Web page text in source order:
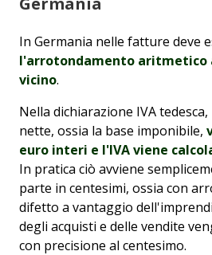
In Germania nelle fatture deve
l'arrotondamento aritmetico
vicino.
Nella dichiarazione IVA
nette, ossia la base imponibile,
euro interi e l'IVA viene
In pratica ciò avviene
parte in centesimi, ossia con
difetto a vantaggio
degli acquisti e delle vendite
con precisione al centesimo.